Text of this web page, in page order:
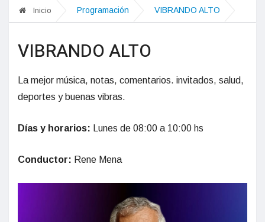
Inicio Programación VIBRANDO ALTO
VIBRANDO ALTO
La mejor música, notas, comentarios. invitados, salud,
deportes y buenas vibras.
Días y horarios: Lunes de 08:00 a 10:00 hs
Conductor: Rene Mena